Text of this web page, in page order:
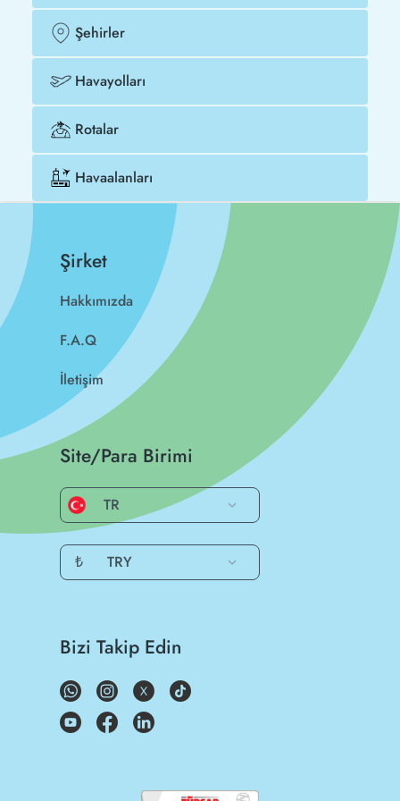
Şehirler
Havayolları
Rotalar
Havaalanları
Şirket
Hakkımızda
F.A.Q
İletişim
Site/Para Birimi
TR
₺ TRY
Bizi Takip Edin